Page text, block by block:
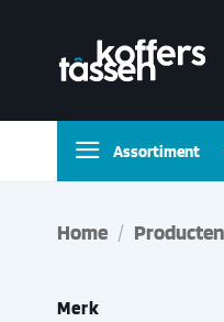
Assortiment
Home /
Merk